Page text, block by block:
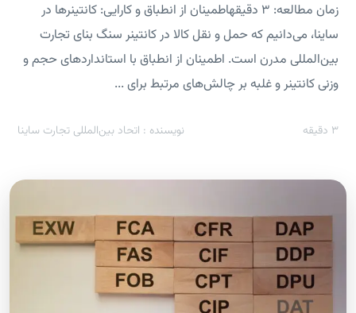
زمان مطالعه: 3 دقیقهاطمینان از انطباق و کارایی: کانتینرها در
ساینا، می‌دانیم که حمل و نقل کالا در کانتینر سنگ بنای تجارت
بین‌المللی مدرن است. اطمینان از انطباق با استانداردهای حجم و
وزنی کانتینر و غلبه بر چالش‌های مرتبط برای ...
3 دقیقه نویسنده : اتحاد بین‌المللی تجارت ساینا